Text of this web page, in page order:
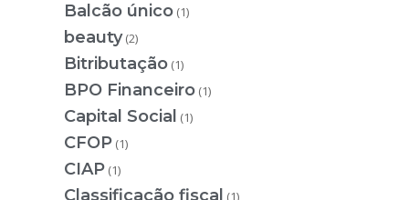
Balcão único (1)
beauty (2)
Bitributação (1)
BPO Financeiro (1)
Capital Social (1)
CFOP (1)
CIAP (1)
Classificação fiscal (1)